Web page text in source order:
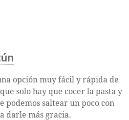
opción muy fácil y rápida de
solo hay que cocer la pasta y
podemos saltear un poco con
darle más gracia.